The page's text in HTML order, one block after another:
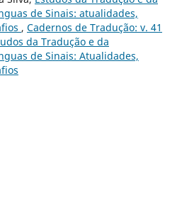
de Sinais: atualidades,
, Cadernos de Tradução: v. 41
da Tradução e da
de Sinais: Atualidades,